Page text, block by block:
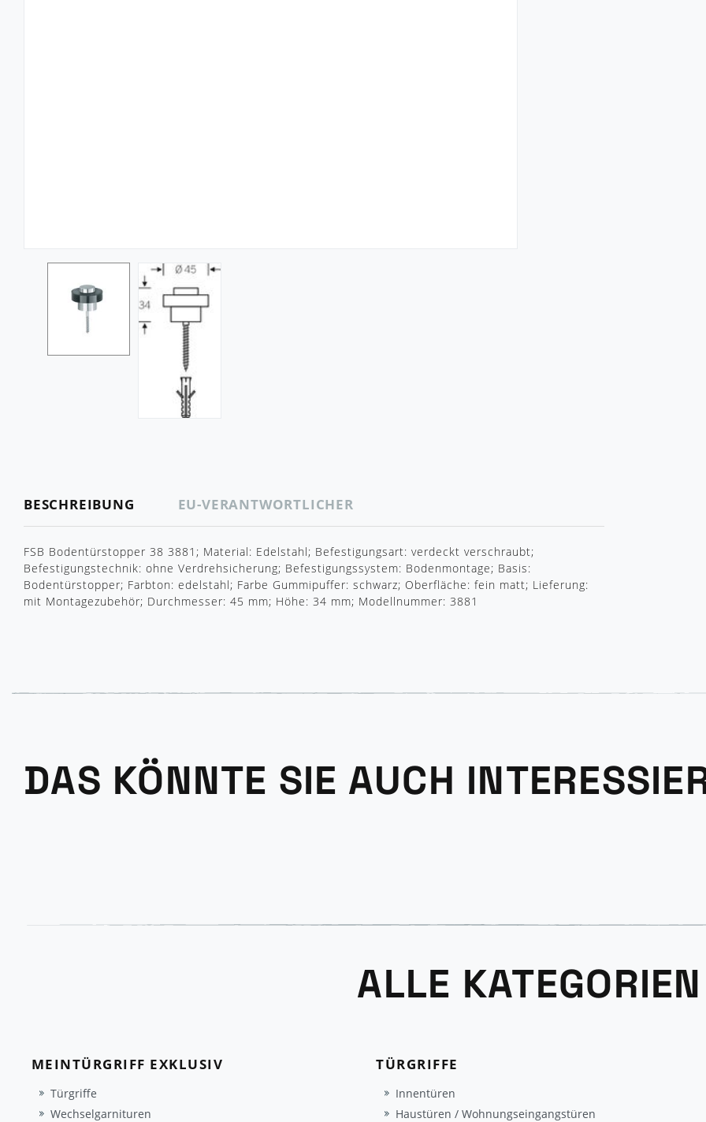
BESCHREIBUNG EU-VERANTWORTLICHER
FSB Bodentürstopper 38 3881; Material: Edelstahl; Befestigungsart: verdeckt verschraubt;
Befestigungstechnik: ohne Verdrehsicherung; Befestigungssystem: Bodenmontage; Basis:
Bodentürstopper; Farbton: edelstahl; Farbe Gummipuffer: schwarz; Oberfläche: fein matt; Lieferung:
mit Montagezubehör; Durchmesser: 45 mm; Höhe: 34 mm; Modellnummer: 3881
DAS KÖNNTE SIE AUCH
ALLE KATEGORIEN
MEINTÜRGRIFF EXKLUSIV
Türgriffe
Wechselgarnituren
TÜRGRIFFE
Innentüren
Haustüren / Wohnungseingangstüren